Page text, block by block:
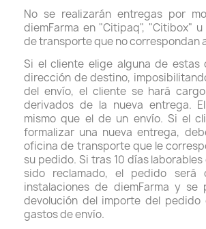
No se realizarán entregas por
diemFarma en "Citipaq", "Citibox"
de transporte que no correspondan
Si el cliente elige alguna de estas
dirección de destino,
del envío, el cliente se hará
derivados de la nueva entrega.
mismo que el de un envío. Si el
formalizar una nueva entrega,
oficina de transporte que le
su pedido. Si tras 10 días
sido reclamado, el pedido será
instalaciones de diemFarma y se
devolución del importe del pedido
gastos de envío.